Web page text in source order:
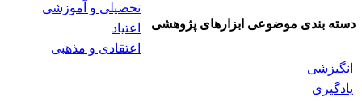
دسته بندی موضوعی ابزارهای پژوهشی
تحصیلی و آموزشی
اعتیاد
اعتقادی و مذهبی
انگیزشی
یادگیری